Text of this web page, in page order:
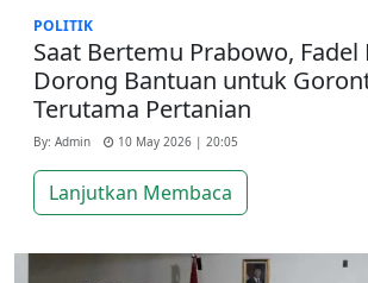
POLITIK
Saat Bertemu Prabowo,
Dorong Bantuan untuk
Terutama Pertanian
By: Admin 10 May 2026 | 20:05
Lanjutkan Membaca